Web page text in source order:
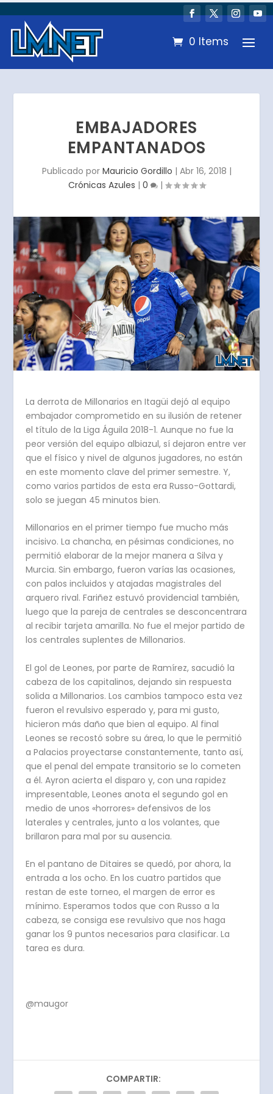
0 Items
EMBAJADORES
EMPANTANADOS
Publicado por Mauricio Gordillo | Abr 16, 2018 |
Crónicas Azules | 0 |
La derrota de Millonarios en Itagüi dejó al equipo
embajador comprometido en su ilusión de retener
el título de la Liga Águila 2018-1. Aunque no fue la
peor versión del equipo albiazul, sí dejaron entre ver
que el físico y nivel de algunos jugadores, no están
en este momento clave del primer semestre. Y,
como varios partidos de esta era Russo-Gottardi,
solo se juegan 45 minutos bien.
Millonarios en el primer tiempo fue mucho más
incisivo. La chancha, en pésimas condiciones, no
permitió elaborar de la mejor manera a Silva y
Murcia. Sin embargo, fueron varías las ocasiones,
con palos incluidos y atajadas magistrales del
arquero rival. Fariñez estuvó providencial también,
luego que la pareja de centrales se desconcentrara
al recibir tarjeta amarilla. No fue el mejor partido de
los centrales suplentes de Millonarios.
El gol de Leones, por parte de Ramírez, sacudió la
cabeza de los capitalinos, dejando sin respuesta
solida a Millonarios. Los cambios tampoco esta vez
fueron el revulsivo esperado y, para mi gusto,
hicieron más daño que bien al equipo. Al final
Leones se recostó sobre su área, lo que le permitió
a Palacios proyectarse constantemente, tanto así,
que el penal del empate transitorio se lo cometen
a él. Ayron acierta el disparo y, con una rapidez
impresentable, Leones anota el segundo gol en
medio de unos «horrores» defensivos de los
laterales y centrales, junto a los volantes, que
brillaron para mal por su ausencia.
En el pantano de Ditaires se quedó, por ahora, la
entrada a los ocho. En los cuatro partidos que
restan de este torneo, el margen de error es
mínimo. Esperamos todos que con Russo a la
cabeza, se consiga ese revulsivo que nos haga
ganar los 9 puntos necesarios para clasificar. La
tarea es dura.
@maugor
COMPARTIR: